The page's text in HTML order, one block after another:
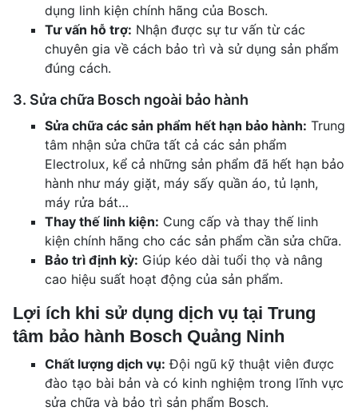
dụng linh kiện chính hãng của Bosch.
Tư vấn hỗ trợ: Nhận được sự tư vấn từ các
chuyên gia về cách bảo trì và sử dụng sản phẩm
đúng cách.
3. Sửa chữa Bosch ngoài bảo hành
Sửa chữa các sản phẩm hết hạn bảo hành: Trung
tâm nhận sửa chữa tất cả các sản phẩm
Electrolux, kể cả những sản phẩm đã hết hạn bảo
hành như máy giặt, máy sấy quần áo, tủ lạnh,
máy rửa bát…
Thay thế linh kiện: Cung cấp và thay thế linh
kiện chính hãng cho các sản phẩm cần sửa chữa.
Bảo trì định kỳ: Giúp kéo dài tuổi thọ và nâng
cao hiệu suất hoạt động của sản phẩm.
Lợi ích khi sử dụng dịch vụ tại Trung
tâm bảo hành Bosch Quảng Ninh
Chất lượng dịch vụ: Đội ngũ kỹ thuật viên được
đào tạo bài bản và có kinh nghiệm trong lĩnh vực
sửa chữa và bảo trì sản phẩm Bosch.